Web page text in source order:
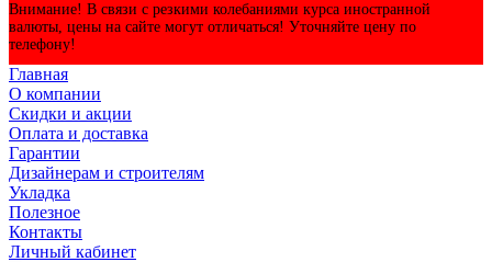
Внимание! В связи с резкими колебаниями курса иностранной
валюты, цены на сайте могут отличаться! Уточняйте цену по
телефону!
Главная
О компании
Скидки и акции
Оплата и доставка
Гарантии
Дизайнерам и строителям
Укладка
Полезное
Контакты
Личный кабинет